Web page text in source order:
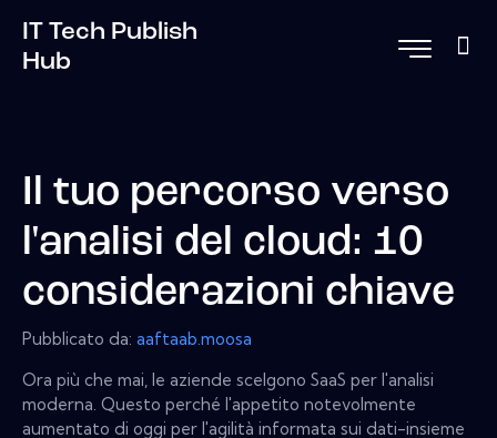
IT Tech Publish
Hub
Il tuo percorso verso
l'analisi del cloud: 10
considerazioni chiave
Pubblicato da: aaftaab.moosa
Ora più che mai, le aziende scelgono SaaS per l'analisi
moderna. Questo perché l'appetito notevolmente
aumentato di oggi per l'agilità informata sui dati-insieme